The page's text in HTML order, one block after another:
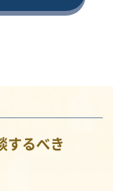
するべき